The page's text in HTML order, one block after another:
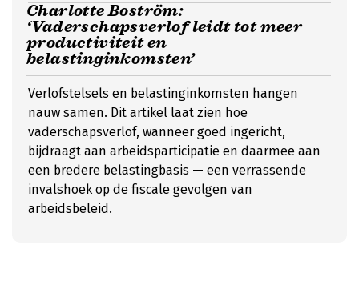
Charlotte Boström:
‘Vaderschapsverlof leidt tot meer
productiviteit en
belastinginkomsten’
Verlofstelsels en belastinginkomsten hangen
nauw samen. Dit artikel laat zien hoe
vaderschapsverlof, wanneer goed ingericht,
bijdraagt aan arbeidsparticipatie en daarmee aan
een bredere belastingbasis — een verrassende
invalshoek op de fiscale gevolgen van
arbeidsbeleid.